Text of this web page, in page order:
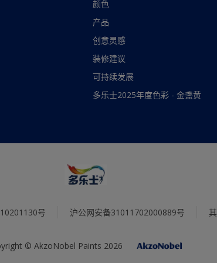
颜色
产品
创意灵感
装修建议
可持续发展
多乐士2025年度色彩 - 金盏黄
号 沪公网安备31011702000889号
© AkzoNobel Paints 2026